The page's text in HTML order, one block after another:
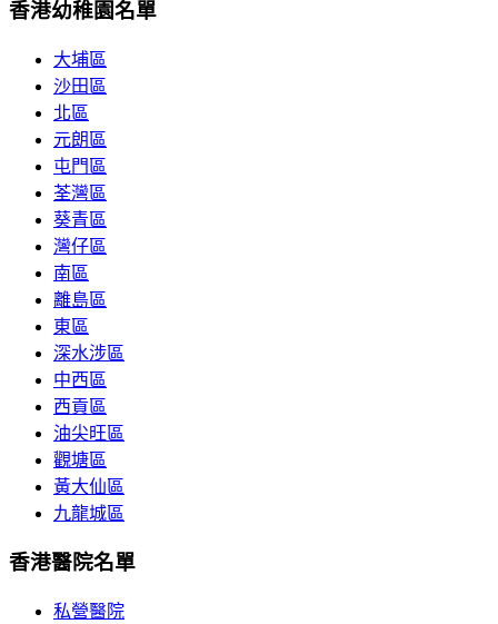
香港幼稚園名單
大埔區
沙田區
北區
元朗區
屯門區
荃灣區
葵青區
灣仔區
南區
離島區
東區
深水涉區
中西區
西貢區
油尖旺區
觀塘區
黃大仙區
九龍城區
香港醫院名單
私營醫院